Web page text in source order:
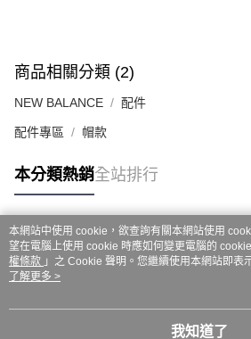
※ 交易是否成功請以「AFTEE先享後付 」之結
【注意事項】
易，需依本服務之必要範圍內提供個人資料，並
２．關於個人資料處理事宜，請瀏覽以下網址：
３．未成年的使用者請事先徵得法定代理人或監
「AFTEE先享後付」，若未經同意申辦者引起之
４．使用「AFTEE先享後付」時，將依據個別
時審查核予不同之上限額度；若仍有額度不足之
請求用戶進行身份認證。
５．嚴禁一人註冊多個帳號或使用他人資訊註冊
恩沛科技股份有限公司將有權停止該用戶之使用
嘉里大榮宅配
商品相關分類 (2)
NEW BALANCE 配件
配件專區 帽款
本分類熱銷全站排行
熱門標籤
本網站中使用 cookie，欲查詢有關本網站使用
望在電腦上使用 cookie 時應如何變更電腦的
權條款 」之 Cookie 聲明。您繼續使用本網站即表
用條款之 Cookie 聲明使用 cookie。
了解更多 >
我知道了